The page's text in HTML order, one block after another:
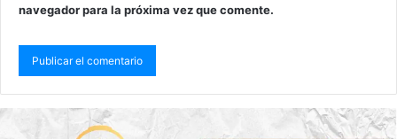
navegador para la próxima vez que comente.